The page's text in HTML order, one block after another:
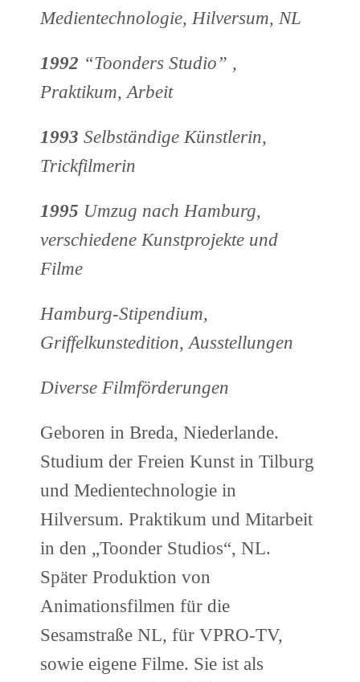
Medientechnologie, Hilversum, NL
1992 “Toonders Studio” ,
Praktikum, Arbeit
1993 Selbständige Künstlerin,
Trickfilmerin
1995 Umzug nach Hamburg,
verschiedene Kunstprojekte und
Filme
Hamburg-Stipendium,
Griffelkunstedition, Ausstellungen
Diverse Filmförderungen
Geboren in Breda, Niederlande.
Studium der Freien Kunst in Tilburg
und Medientechnologie in
Hilversum. Praktikum und Mitarbeit
in den „Toonder Studios“, NL.
Später Produktion von
Animationsfilmen für die
Sesamstraße NL, für VPRO-TV,
sowie eigene Filme. Sie ist als